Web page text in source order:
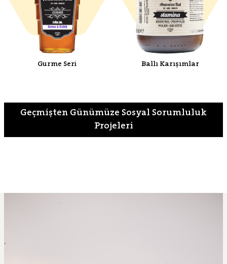
Gurme Seri Ballı Karışımlar
Geçmişten Günümüze Sosyal Sorumluluk
Projeleri